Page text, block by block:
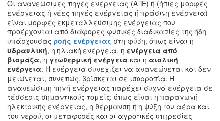
Οι ανανεώσιμες πηγές ενέργειας (ΑΠΕ) ή (ήπιες μορφές
ενέργειας ή νέες πηγές ενέργειας ή πράσινη ενέργεια)
είναι μορφές εκμεταλλεύσιμης ενέργειας που
προέρχονται από διάφορες φυσικές διαδικασίες της ήδη
υπάρχουσας ροής ενέργειας στη φύση, όπως είναι η
υδραυλική, η ηλιακή ενέργεια, η ενέργεια από
βιομάζα, η γεωθερμική ενέργεια και η αιολική
ενέργεια. Η ενέργεια συνεχίζει να ανανεώνεται και δεν
μειώνεται, συνεπώς, βρίσκεται σε ισορροπία. Η
ανανεώσιμη πηγή ενέργειας παρέχει συχνά ενέργεια σε
τέσσερις σημαντικούς τομείς: όπως είναι η παραγωγή
ηλεκτρικής ενέργειας, η θέρμανση ή η ψύξη του αέρα και
του νερού, οι μεταφορές και οι αγροτικές υπηρεσίες.